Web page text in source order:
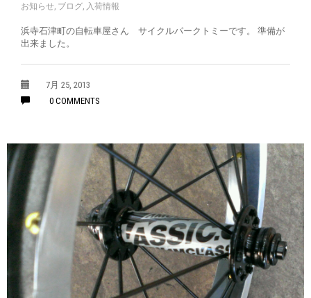
お知らせ ブログ 入荷情報
浜寺石津町の自転車屋さん サイクルパークトミーです。 準備が
出来ました。
7月 25, 2013
0 COMMENTS